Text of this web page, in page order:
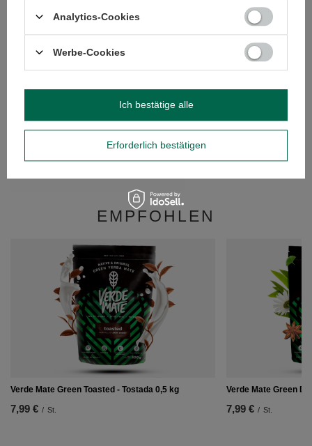
EMPFOHLEN
Verde Mate Green Toasted - Tostada 0,5 kg
7,99 € / St.
Verde Mate Green
7,99 € / St.
Analytics-Cookies
Werbe-Cookies
Erforderlich bestätigen
Ich bestätige alle